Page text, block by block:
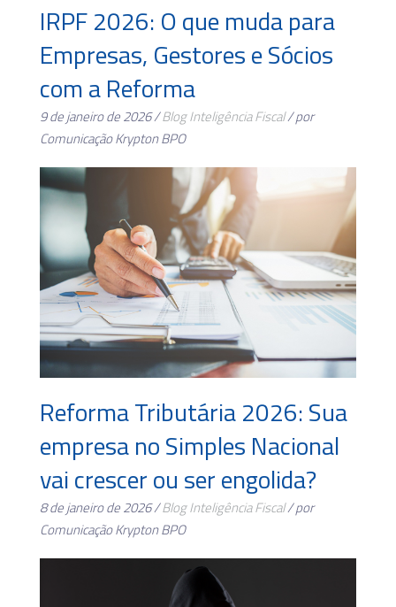
IRPF 2026: O que muda para
Empresas, Gestores e Sócios
com a Reforma
9 de janeiro de 2026 /BlogInteligência Fiscal/ por
Comunicação Krypton BPO
Reforma Tributária 2026: Sua
empresa no Simples Nacional
vai crescer ou ser engolida?
8 de janeiro de 2026 /BlogInteligência Fiscal/ por
Comunicação Krypton BPO